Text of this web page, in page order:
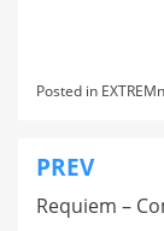
Posted in
PREV
Requiem –